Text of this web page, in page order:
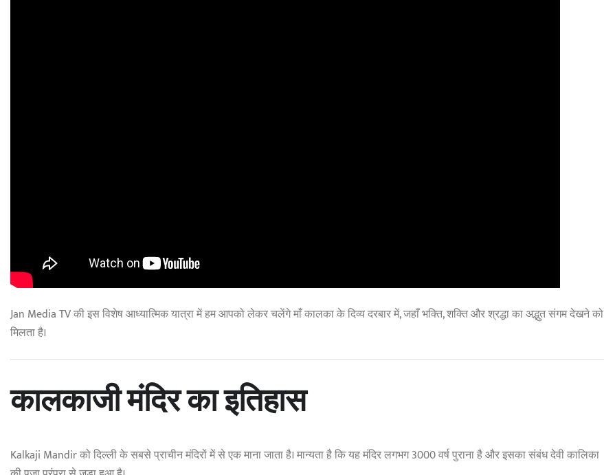
Jan Media TV की इस विशेष आध्यात्मिक यात्रा में हम आपको लेकर चलेंगे माँ कालका के दिव्य दरबार में, जहाँ भक्ति, शक्ति और श्रद्धा का अद्भुत संगम देखने को
मिलता है।
कालकाजी मंदिर का इतिहास
Kalkaji Mandir को दिल्ली के सबसे प्राचीन मंदिरों में से एक माना जाता है। मान्यता है कि यह मंदिर लगभग 3000 वर्ष पुराना है और इसका संबंध देवी कालिका